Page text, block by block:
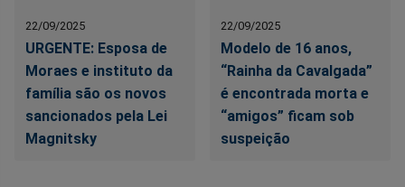
22/09/2025
URGENTE: Esposa de
Moraes e instituto da
família são os novos
sancionados pela Lei
Magnitsky
22/09/2025
Modelo de 16 anos,
“Rainha da Cavalgada”
é encontrada morta e
“amigos” ficam sob
suspeição